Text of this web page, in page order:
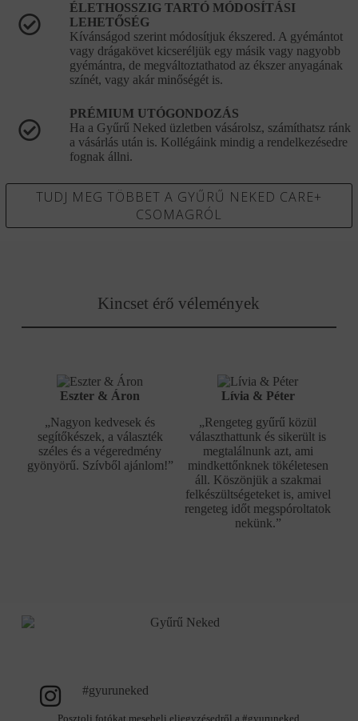
ÉLETHOSSZIG TARTÓ MÓDOSÍTÁSI
LEHETŐSÉG
Kívánságod szerint módosítjuk ékszered. A gyémántot
vagy drágakövet kicseréljük egy másik vagy nagyobb
gyémántra, de megváltoztathatod az ékszer anyagának
színét, vagy akár minőségét is.
PRÉMIUM UTÓGONDOZÁS
Ha a Gyűrű Neked üzletben vásárolsz, számíthatsz ránk
a vásárlás után is. Kollégáink mindig a rendelkezésedre
fognak állni.
TUDJ MEG TÖBBET A GYŰRŰ NEKED CARE+
CSOMAGRÓL
Kincset érő vélemények
Eszter & Áron
„Nagyon kedvesek és
segítőkészek, a választék
széles és a végeredmény
gyönyörű. Szívből ajánlom!”
Lívia & Péter
„Rengeteg gyűrű közül
választhattunk és sikerült is
megtalálnunk azt, ami
mindkettőnknek tökéletesen
áll. Köszönjük a szakmai
felkészültségeteket is, amivel
rengeteg időt megspóroltatok
nekünk.”
#gyuruneked
Posztolj fotókat mesebeli eljegyzésedről a #gyuruneked